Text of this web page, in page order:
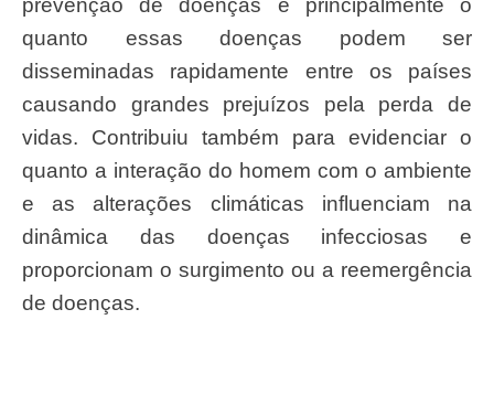
quanto essas doenças podem ser
disseminadas rapidamente entre os países
causando grandes prejuízos pela perda de
vidas. Contribuiu também para evidenciar o
quanto a interação do homem com o ambiente
e as alterações climáticas influenciam na
dinâmica das doenças infecciosas e
proporcionam o surgimento ou a reemergência
de doenças.